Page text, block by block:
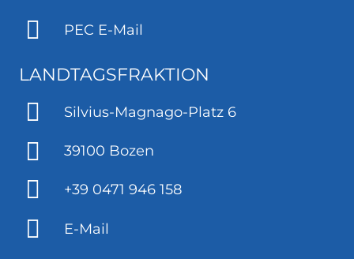
PEC E-Mail
LANDTAGSFRAKTION
Silvius-Magnago-Platz 6
39100 Bozen
+39 0471 946 158
E-Mail